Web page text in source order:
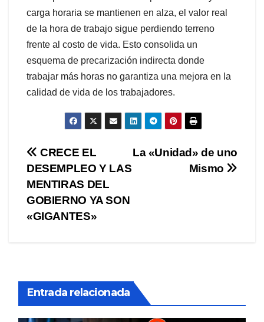
carga horaria se mantienen en alza, el valor real
de la hora de trabajo sigue perdiendo terreno
frente al costo de vida. Esto consolida un
esquema de precarización indirecta donde
trabajar más horas no garantiza una mejora en la
calidad de vida de los trabajadores.
Navegación
de
entradas
La «Unidad» de uno
Mismo
CRECE EL
DESEMPLEO Y LAS
MENTIRAS DEL
GOBIERNO YA SON
«GIGANTES»
Entrada relacionada